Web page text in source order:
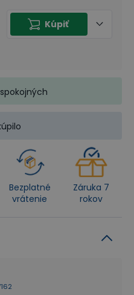
Kúpiť
Bezplatné
vrátenie
Záruka 7
rokov